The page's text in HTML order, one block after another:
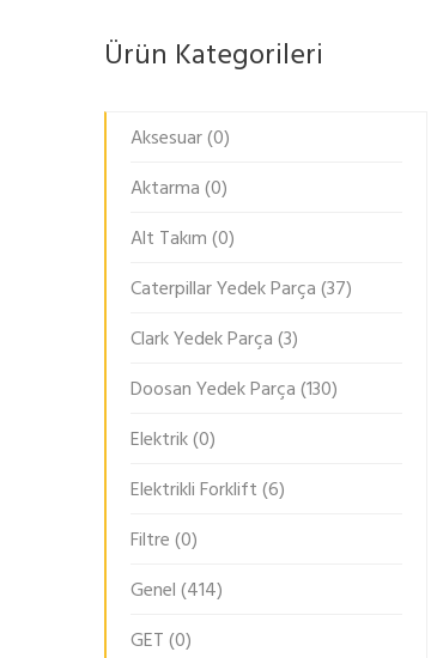
Ürün Kategorileri
Aksesuar(0)
Aktarma(0)
Alt Takım(0)
Caterpillar Yedek Parça(37)
Clark Yedek Parça(3)
Doosan Yedek Parça(130)
Elektrik(0)
Elektrikli Forklift(6)
Filtre(0)
Genel(414)
GET(0)